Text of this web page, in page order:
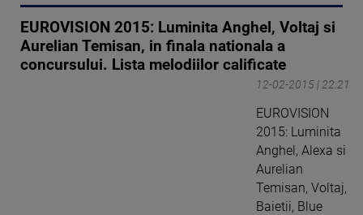
EUROVISION 2015: Luminita Anghel, Voltaj si
Aurelian Temisan, in finala nationala a
concursului. Lista melodiilor calificate
12-02-2015 | 22:21
EUROVISION
2015: Luminita
Anghel, Alexa si
Aurelian
Temisan, Voltaj,
Baietii, Blue